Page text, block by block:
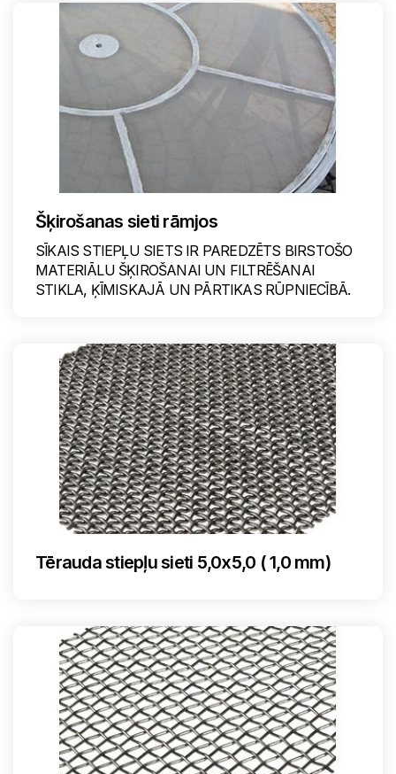
Šķirošanas sieti rāmjos
SĪKAIS STIEPĻU SIETS IR PAREDZĒTS BIRSTOŠO
MATERIĀLU ŠĶIROŠANAI UN FILTRĒŠANAI
STIKLA, ĶĪMISKAJĀ UN PĀRTIKAS RŪPNIECĪBĀ.
Tērauda stiepļu sieti 5,0x5,0 ( 1,0 mm)